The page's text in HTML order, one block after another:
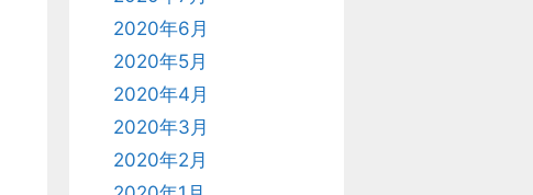
2020年6月
2020年5月
2020年4月
2020年3月
2020年2月